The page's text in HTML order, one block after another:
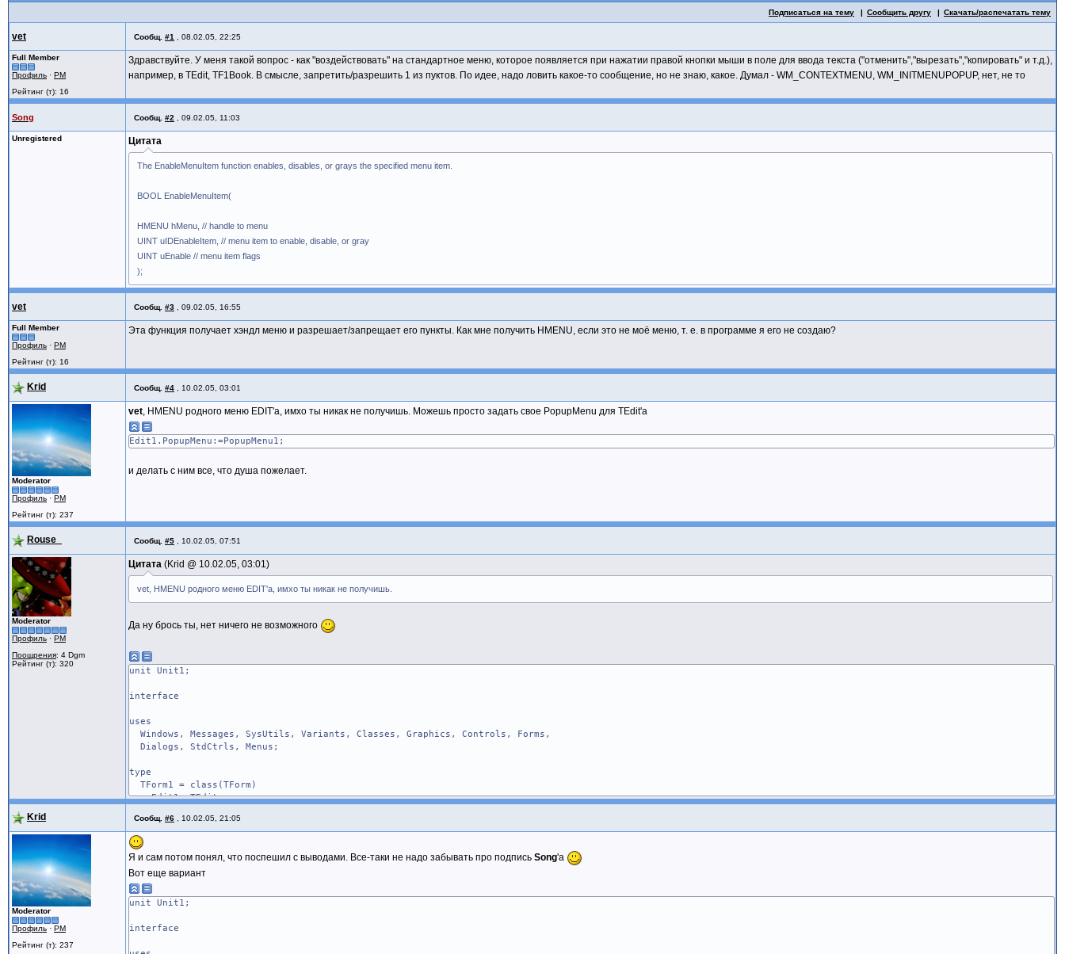
Подписаться на тему Сообщить другу Скачать/распечатать тему
vet Сообщ. #1 08.02.05, 22:25
Full Member
Профиль · PM
Рейтинг (т): 16
Здравствуйте. У меня такой вопрос - как "воздействовать" на стандартное меню, которое появляется при нажатии правой кнопки мыши в поле для ввода текста ("отменить","вырезать","копировать" и т.д.),
например, в TEdit, TF1Book. В смысле, запретить/разрешить 1 из пуктов. По идее, надо ловить какое-то сообщение, но не знаю, какое. Думал - WM_CONTEXTMENU, WM_INITMENUPOPUP, нет, не то
Song Сообщ. #2 09.02.05, 11:03
Unregistered Цитата
The EnableMenuItem function enables, disables, or grays the specified menu item.
BOOL EnableMenuItem(
HMENU hMenu, // handle to menu
UINT uIDEnableItem, // menu item to enable, disable, or gray
UINT uEnable // menu item flags
);
vet Сообщ. #3 09.02.05, 16:55
Full Member
Профиль · PM
Рейтинг (т): 16
Эта функция получает хэндл меню и разрешает/запрещает его пункты. Как мне получить HMENU, если это не моё меню, т. е. в программе я его не создаю?
Krid Сообщ. #4 10.02.05, 03:01
Moderator
Профиль · PM
Рейтинг (т): 237
vet , HMENU родного меню EDIT'а, имхо ты никак не получишь. Можешь просто задать свое PopupMenu для TEdit'а
Edit1.PopupMenu:=PopupMenu1;
и делать с ним все, что душа пожелает.
Rouse_ Сообщ. #5 10.02.05, 07:51
Moderator
Профиль · PM
Поощрения: 4 Dgm
Рейтинг (т): 320
Цитата Krid @ 10.02.05, 03:01
vet, HMENU родного меню EDIT'а, имхо ты никак не получишь.
Да ну брось ты, нет ничего не возможного
unit Unit1;
interface
uses
Windows, Messages, SysUtils, Variants, Classes, Graphics, Controls, Forms,
Dialogs, StdCtrls, Menus;
type
TForm1 = class(TForm)
Edit1: TEdit;
procedure WMContextMenu(var Message: TWMContextMenu); message WM_CONTEXTMENU;
end;
var
Form1: TForm1;
implementation
var
Krid Сообщ. #6 10.02.05, 21:05
Moderator
Профиль · PM
Рейтинг (т): 237
Я и сам потом понял, что поспешил с выводами. Все-таки не надо забывать про подпись Song'а
Вот еще вариант
unit Unit1;
interface